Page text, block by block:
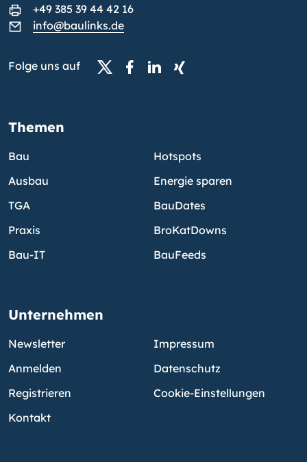
+49 385 39 44 42 16
info@baulinks.de
Folge uns auf
Themen
Bau
Ausbau
TGA
Praxis
Bau-IT
Hotspots
Energie sparen
BauDates
BroKatDowns
BauFeeds
Unternehmen
Newsletter
Anmelden
Registrieren
Kontakt
Impressum
Datenschutz
Cookie-Einstellungen